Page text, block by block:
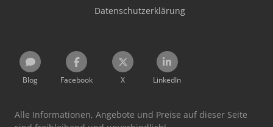
Datenschutzerklärung
Blog Facebook X LinkedIn
Alle Informationen, Angebote und Preise auf dieser Seite